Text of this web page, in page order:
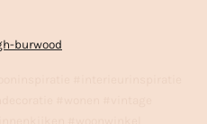
burwood